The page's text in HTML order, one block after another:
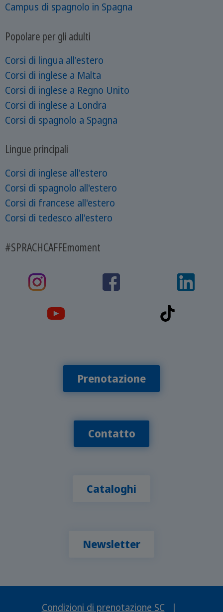
Campus di spagnolo in Spagna
Popolare per gli adulti
Corsi di lingua all'estero
Corsi di inglese a Malta
Corsi di inglese a Regno Unito
Corsi di inglese a Londra
Corsi di spagnolo a Spagna
Lingue principali
Corsi di inglese all'estero
Corsi di spagnolo all'estero
Corsi di francese all'estero
Corsi di tedesco all'estero
#SPRACHCAFFEmoment
Prenotazione
Contatto
Cataloghi
Newsletter
Condizioni di prenotazione SC |